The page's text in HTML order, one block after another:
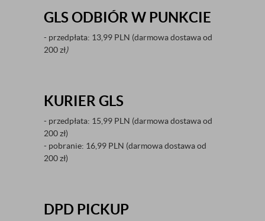
GLS ODBIÓR W PUNKCIE
- przedpłata: 13,99 PLN (darmowa dostawa od
200 zł)
KURIER GLS
- przedpłata: 15,99 PLN (darmowa dostawa od
200 zł)
- pobranie: 16,99 PLN (darmowa dostawa od
200 zł)
DPD PICKUP